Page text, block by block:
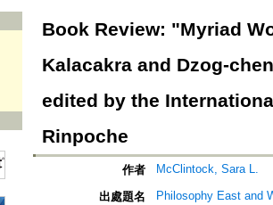
Book Review: "Myriad
Kalacakra and Dzog-
edited by the
Rinpoche
作者 McClintock, Sara L.
出處題名 Philosophy East and